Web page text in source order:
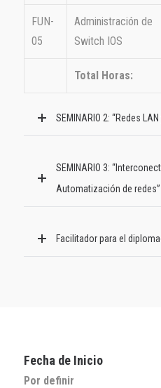
FUN-
05
Administración de
Switch IOS
Total Horas:
SEMINARIO 2: “Redes LAN
SEMINARIO 3:
Automatización de redes”
Facilitador para el
Fecha de Inicio
Por definir